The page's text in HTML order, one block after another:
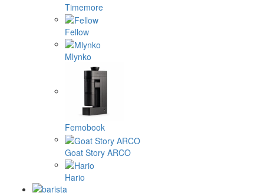
Timemore
Fellow
Mlynko
Femobook
Goat Story ARCO
Hario